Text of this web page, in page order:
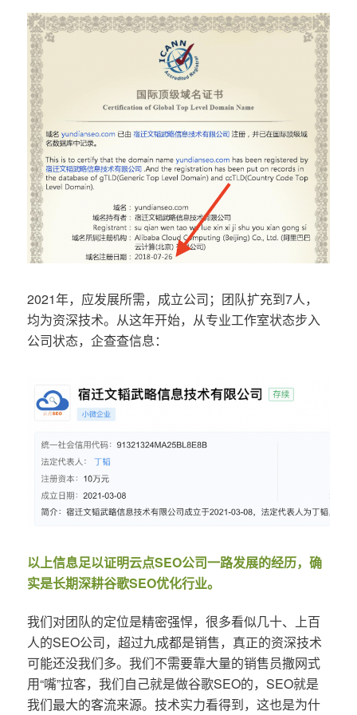
2021年，应发展所需，成立公司；团队扩充到7人，
均为资深技术。从这年开始，从专业工作室状态步入
公司状态，企查查信息：
以上信息足以证明云点SEO公司一路发展的经历，确
实是长期深耕谷歌SEO优化行业。
我们对团队的定位是精密强悍，很多看似几十、上百
人的SEO公司，超过九成都是销售，真正的资深技术
可能还没我们多。我们不需要靠大量的销售员撒网式
用“嘴”拉客，我们自己就是做谷歌SEO的，SEO就是
我们最大的客流来源。技术实力看得到，这也是为什